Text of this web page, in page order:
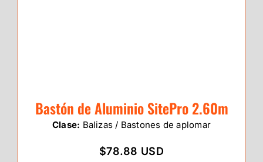
Bastón de Aluminio SitePro 2.60m
Clase: Balizas / Bastones de aplomar
$78.88 USD